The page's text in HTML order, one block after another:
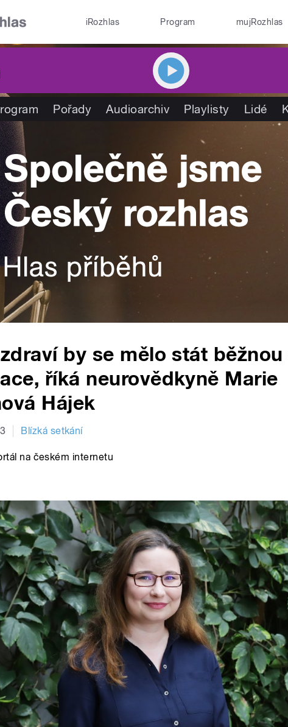
iRozhlas Program mujRozhlas
Pořady Audioarchiv Playlisty Lidé
by se mělo stát
říká neurovědkyně Marie
Hájek
Blízká setkání
na českém internetu